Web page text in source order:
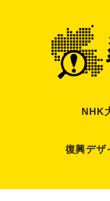
NHK
復興デザ